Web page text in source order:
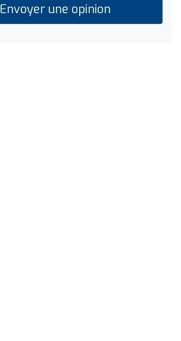
Envoyer une opinion